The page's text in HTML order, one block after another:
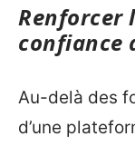
Renforcer
confiance
Au-delà des
d’une